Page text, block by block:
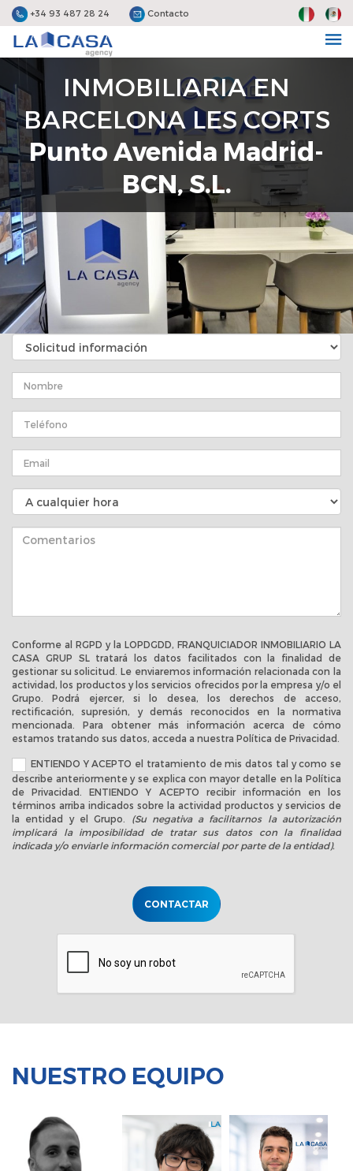
+34 93 487 28 24 Contacto
INMOBILIARIA EN
BARCELONA LES CORTS
Punto Avenida Madrid-
BCN, S.L.
Conforme al RGPD y la LOPDGDD, FRANQUICIADOR INMOBILIARIO LA
CASA GRUP SL tratará los datos facilitados con la finalidad de
gestionar su solicitud. Le enviaremos información relacionada con la
actividad, los productos y los servicios ofrecidos por la empresa y/o el
Grupo. Podrá ejercer, si lo desea, los derechos de acceso,
rectificación, supresión, y demás reconocidos en la normativa
mencionada. Para obtener más información acerca de cómo
estamos tratando sus datos, acceda a nuestra Política de Privacidad .
ENTIENDO Y ACEPTO el tratamiento de mis datos tal y como se
describe anteriormente y se explica con mayor detalle en la Política
de Privacidad . ENTIENDO Y ACEPTO recibir información en los
términos arriba indicados sobre la actividad productos y servicios de
la entidad y el Grupo.
(Su negativa a facilitarnos la autorización
implicará la imposibilidad de tratar sus datos con la finalidad
indicada y/o enviarle información comercial por parte de la entidad).
CONTACTAR
NUESTRO EQUIPO